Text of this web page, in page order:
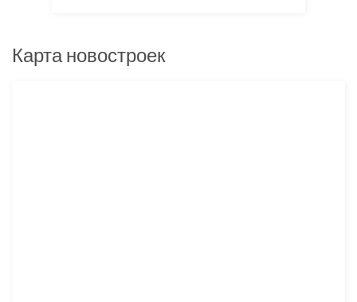
Карта новостроек